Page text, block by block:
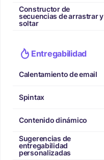
Constructor de
secuencias de arrastrar y
soltar
Entregabilidad
Calentamiento de email
Spintax
Contenido dinámico
Sugerencias de
entregabilidad
personalizadas